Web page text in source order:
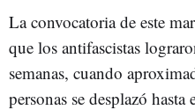
La convocatoria de este
que los antifascistas
semanas, cuando
personas se desplazó